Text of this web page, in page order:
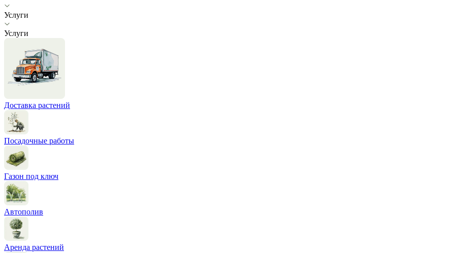
Услуги
Услуги
Доставка растений
Посадочные работы
Газон под ключ
Автополив
Аренда растений